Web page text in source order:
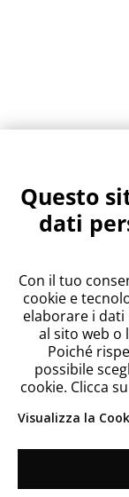
Questo
dati
Con il tuo
cookie e
elaborare i dati
al sito web o
Poiché
possibile
cookie. Clicca
Visualizza la